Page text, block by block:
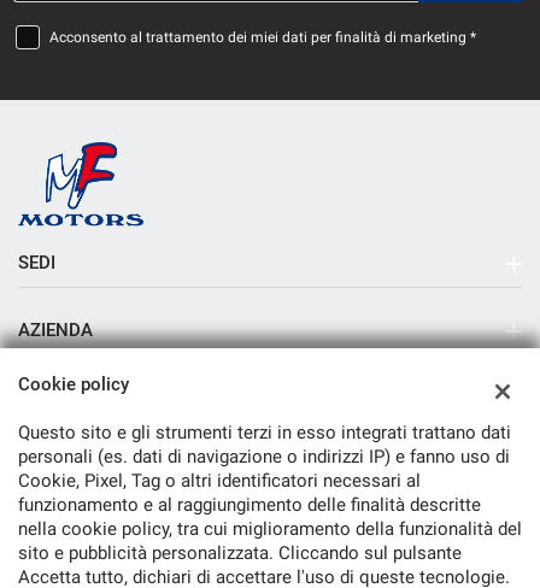
Acconsento al trattamento dei miei dati per finalità di marketing *
SEDI
AZIENDA
Azienda
Contatti
TORNA IN CIMA
Cookie policy
Questo sito e gli strumenti terzi in esso integrati trattano dati
personali (es. dati di navigazione o indirizzi IP) e fanno uso di
Cookie, Pixel, Tag o altri identificatori necessari al
funzionamento e al raggiungimento delle finalità descritte
nella cookie policy, tra cui miglioramento della funzionalità del
sito e pubblicità personalizzata. Cliccando sul pulsante
Accetta tutto, dichiari di accettare l'uso di queste tecnologie.